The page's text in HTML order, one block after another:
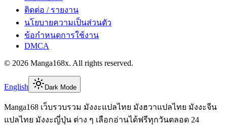
ติดต่อ / รายงาน
นโยบายความเป็นส่วนตัว
ข้อกำหนดการใช้งาน
DMCA
© 2026 Manga168x. All rights reserved.
English Dark Mode
Manga168 เว็บรวบรวม มังงะแปลไทย มังฮวาแปลไทย มังงะจีน
แปลไทย มังงะญี่ปุ่น ต่าง ๆ เลือกอ่านได้ฟรีทุกวันตลอด 24